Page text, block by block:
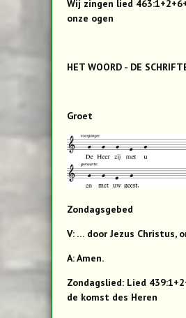
Wij zingen lied
onze ogen
HET WOORD - DE
Groet
Zondagsgebed
V: … door Jezus Christus,
A: Amen.
Zondagslied: Lied
de komst des Heren